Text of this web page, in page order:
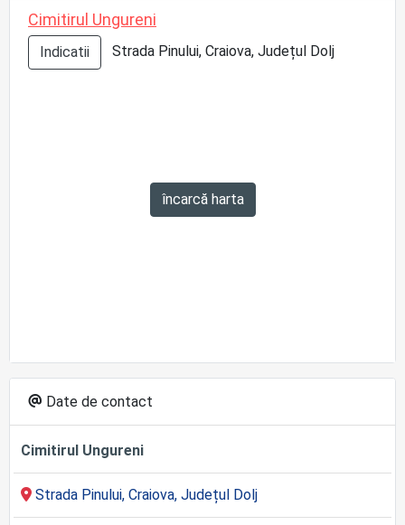
Cimitirul Ungureni
Indicatii Strada Pinului, Craiova, Județul Dolj
încarcă harta
Date de contact
Cimitirul Ungureni
Strada Pinului, Craiova, Județul Dolj